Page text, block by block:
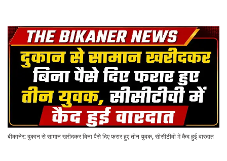
बीकानेर: दुकान से सामान खरीदकर बिना पैसे दिए फरार हुए तीन युवक, सीसीटीवी में कैद हुई वारदात